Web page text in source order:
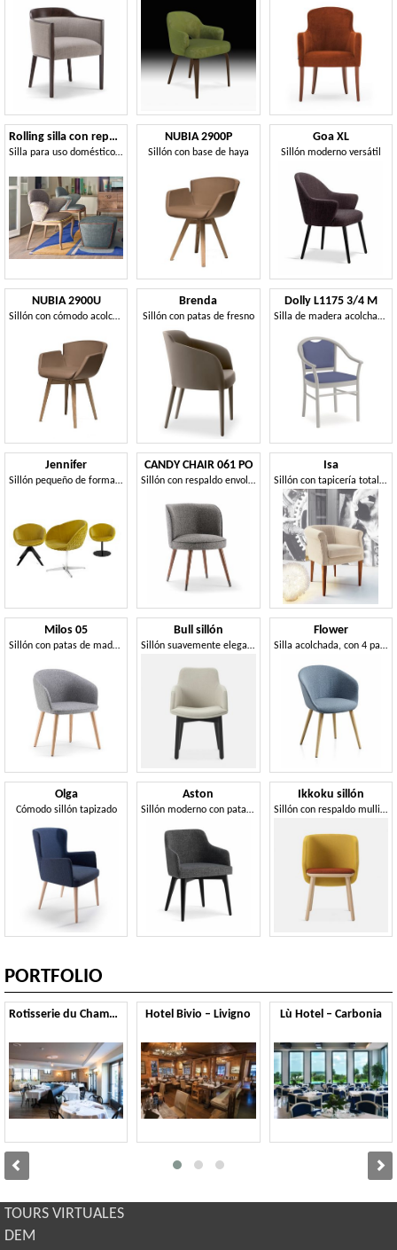
Rolling silla con reposabrazos
Silla para uso doméstico y contractual
NUBIA 2900P
Sillón con base de haya
Goa XL
Sillón moderno versátil
NUBIA 2900U
Sillón con cómodo acolchado ignífugo.
Brenda
Sillón con patas de fresno
Dolly L1175 3/4 M
Silla de madera acolchada, práctico, para la sala de estar
Jennifer
Sillón pequeño de forma redondeada.
CANDY CHAIR 061 PO
Sillón con respaldo envolvente
Isa
Sillón con tapicería totalmente desmontable, adecuada para la situación residencial y contrato
Milos 05
Sillón con patas de madera.
Bull sillón
Sillón suavemente elegante
Flower
Silla acolchada, con 4 patas de haya maciza.
Olga
Cómodo sillón tapizado
Aston
Sillón moderno con patas de madera.
Ikkoku sillón
Sillón con respaldo mullido, elegante y envolvente
PORTFOLIO
Rotisserie du Chambertin – Gevrey Chambertin Hotel Bivio – Livigno Lù Hotel – Carbonia
TOURS VIRTUALES
DEM